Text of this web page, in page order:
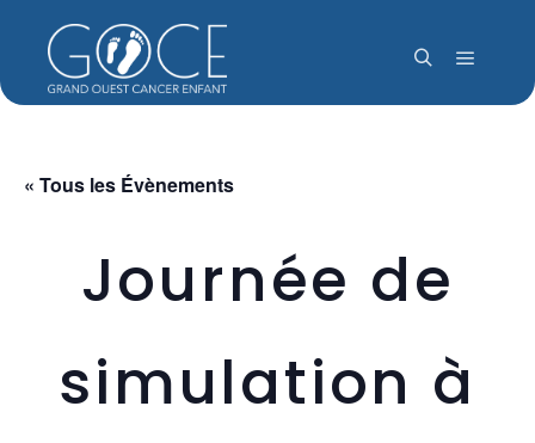
Menu
« Tous les Évènements
Journée de
simulation à